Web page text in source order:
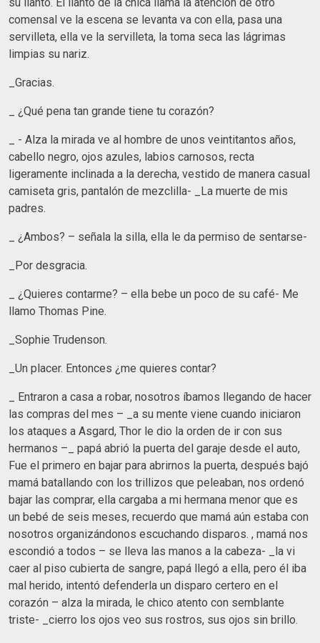
comensal ve la escena se levanta va con ella, pasa una
servilleta, ella ve la servilleta, la toma seca las lágrimas
limpias su nariz.
_Gracias.
_ ¿Qué pena tan grande tiene tu corazón?
_ - Alza la mirada ve al hombre de unos veintitantos años,
cabello negro, ojos azules, labios carnosos, recta
ligeramente inclinada a la derecha, vestido de manera casual
camiseta gris, pantalón de mezclilla- _La muerte de mis
padres.
_ ¿Ambos? – señala la silla, ella le da permiso de sentarse-
_Por desgracia.
_ ¿Quieres contarme? – ella bebe un poco de su café- Me
llamo Thomas Pine.
_Sophie Trudenson.
_Un placer. Entonces ¿me quieres contar?
_ Entraron a casa a robar, nosotros íbamos llegando de hacer
las compras del mes – _a su mente viene cuando iniciaron
los ataques a Asgard, Thor le dio la orden de ir con sus
hermanos –_ papá abrió la puerta del garaje desde el auto,
Fue el primero en bajar para abrirnos la puerta, después bajó
mamá batallando con los trillizos que peleaban, nos ordenó
bajar las comprar, ella cargaba a mi hermana menor que es
un bebé de seis meses, recuerdo que mamá aún estaba con
nosotros organizándonos escuchando disparos. , mamá nos
escondió a todos – se lleva las manos a la cabeza- _la vi
caer al piso cubierta de sangre, papá llegó a ella, pero él iba
mal herido, intentó defenderla un disparo certero en el
corazón – alza la mirada, le chico atento con semblante
triste- _cierro los ojos veo sus rostros, sus ojos sin brillo.